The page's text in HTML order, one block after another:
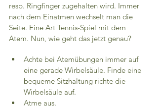
resp. Ringfinger zugehalten wird. Immer
nach dem Einatmen wechselt man die
Seite. Eine Art Tennis-Spiel mit dem
Atem. Nun, wie geht das jetzt genau?
Achte bei Atemübungen immer auf
eine gerade Wirbelsäule. Finde eine
bequeme Sitzhaltung richte die
Wirbelsäule auf.
Atme aus.